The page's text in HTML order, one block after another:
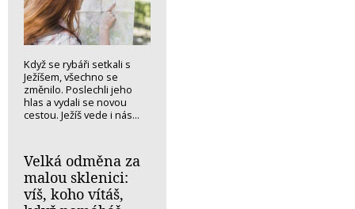
Když se rybáři setkali s
Ježíšem, všechno se
změnilo. Poslechli jeho
hlas a vydali se novou
cestou. Ježíš vede i nás...
Velká odměna za
malou sklenici:
víš, koho vítáš,